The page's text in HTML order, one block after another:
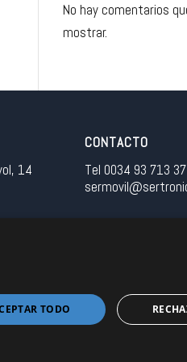
No hay comentarios
mostrar.
14
CONTACTO
Tel 0034 93 713
TODO